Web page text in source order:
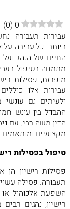
0
(
0
)
עבירות תעבורה
ביותר. כל עבירה
החיים של הנהג ועל
מתמחה בטיפול
מופרזת, פסילות
עבירות אלו
ולעיתים גם
ההבדל בין עונש
מקצועיים
טיפול בפסילות
פסילות רישיון הן
תעבורה. פסילה
השפעת אלכוהול או
רישיון, נהגים